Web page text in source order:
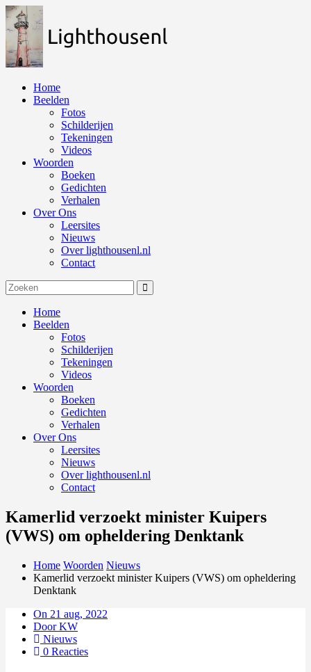
Naar
de
inhoud
springen
Home
Beelden
Fotos
Schilderijen
Tekeningen
Videos
Woorden
Boeken
Gedichten
Verhalen
Over Ons
Leersites
Nieuws
Over lighthousenl.nl
Contact
Home
Beelden
Fotos
Schilderijen
Tekeningen
Videos
Woorden
Boeken
Gedichten
Verhalen
Over Ons
Leersites
Nieuws
Over lighthousenl.nl
Contact
Kamerlid verzoekt minister Kuipers
(VWS) om opheldering Denktank
Home Woorden Nieuws
Kamerlid verzoekt minister Kuipers (VWS) om opheldering
Denktank
On 21 aug, 2022
Door KW
Nieuws
0 Reacties